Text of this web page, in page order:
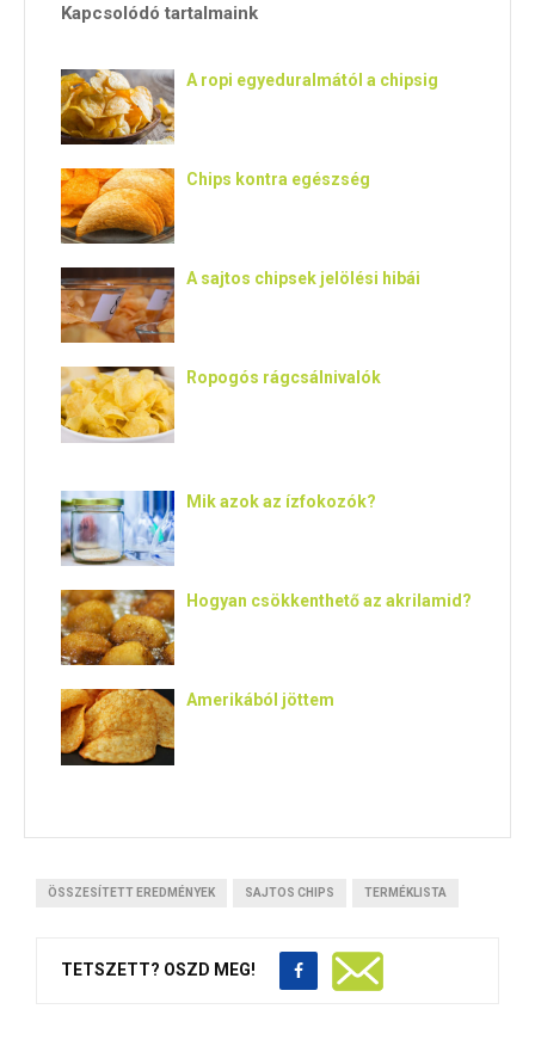
Kapcsolódó tartalmaink
A ropi egyeduralmától a chipsig
Chips kontra egészség
A sajtos chipsek jelölési hibái
Ropogós rágcsálnivalók
Mik azok az ízfokozók?
Hogyan csökkenthető az akrilamid?
Amerikából jöttem
ÖSSZESÍTETT EREDMÉNYEK SAJTOS CHIPS TERMÉKLISTA
TETSZETT? OSZD MEG!